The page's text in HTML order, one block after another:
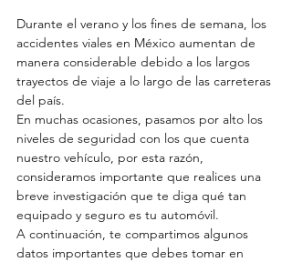
Durante el verano y los fines de semana, los
accidentes viales en México aumentan de
manera considerable debido a los largos
trayectos de viaje a lo largo de las carreteras
del país.
En muchas ocasiones, pasamos por alto los
niveles de seguridad con los que cuenta
nuestro vehículo, por esta razón,
consideramos importante que realices una
breve investigación que te diga qué tan
equipado y seguro es tu automóvil.
A continuación, te compartimos algunos
datos importantes que debes tomar en